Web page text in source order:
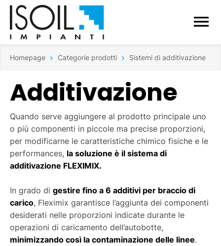
Homepage Categorie prodotti Sistemi di additivazione
Additivazione
Quando serve aggiungere al prodotto principale uno
o più componenti in piccole ma precise proporzioni,
per modificarne le caratteristiche chimico fisiche e le
performances, la soluzione è il sistema di
additivazione FLEXIMIX.
In grado di gestire fino a 6 additivi per braccio di
carico, Fleximix garantisce l’aggiunta dei componenti
desiderati nelle proporzioni indicate durante le
operazioni di caricamento dell’autobotte,
minimizzando così la contaminazione delle linee.